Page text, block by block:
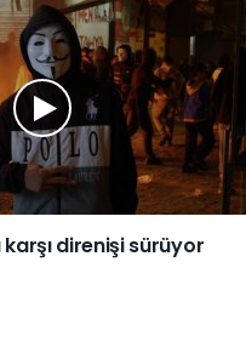
direnişi sürüyor